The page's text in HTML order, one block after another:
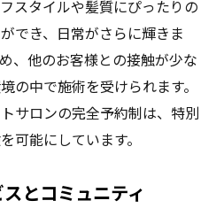
ロンでの自己表現
い自分探し
作る個性的なヘア
ロンでのインスピレーショ
スタイルや髪質にぴったりの
でき、日常がさらに輝きま
、他のお客様との接触が少な
の中で施術を受けられます。
サロンの完全予約制は、特別
可能にしています。
とコミュニティ